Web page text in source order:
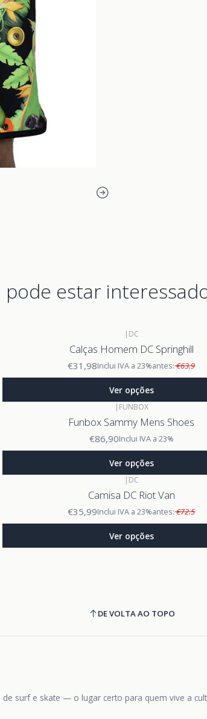
pode estar
| DC
Calças Homem DC Springhill
€31,98Inclui IVA a 23%antes:€63.9
Ver opções
| FUNBOX
Funbox Sammy Mens Shoes
€86,90Inclui IVA a 23%
Ver opções
| DC
Camisa DC Riot Van
€35,99Inclui IVA a 23%antes:€72.5
Ver opções
DE VOLTA AO TOPO
surf e skate — o lugar certo para quem vive a